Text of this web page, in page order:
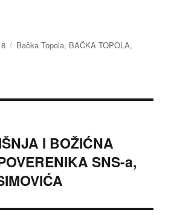
Categories
Bačka Topola, BAČKA TOPOLA,
I BOŽIĆNA
SNS-a,